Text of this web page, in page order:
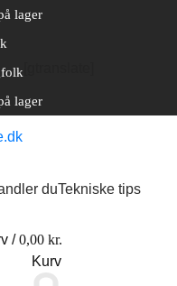
lager
lager
/0,00 kr.
Kurv
duTekniske tips